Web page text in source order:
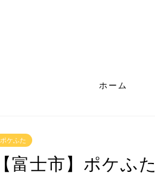
ホーム
ポケふた
【富士市】ポケふた